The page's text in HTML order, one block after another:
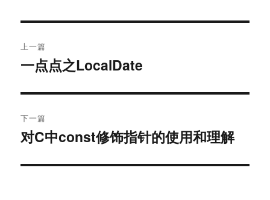
章
航
上一篇
上
文
章：
一点点之LocalDate
下一篇
下
文
对C中const修饰指针的使用和理解